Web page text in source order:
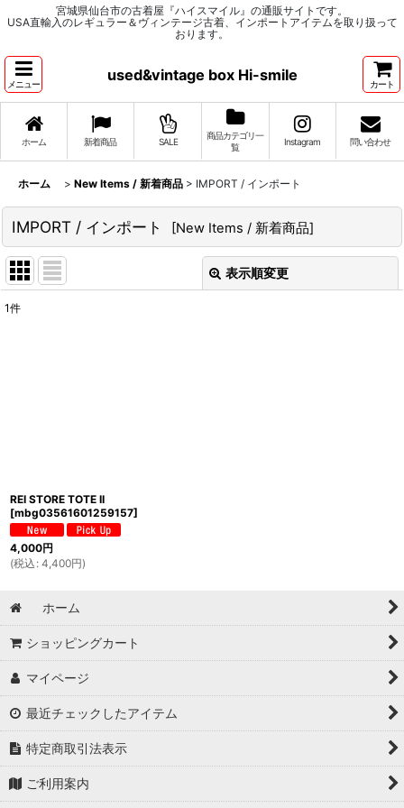
宮城県仙台市の古着屋『ハイスマイル』の通販サイトです。
USA直輸入のレギュラー＆ヴィンテージ古着、インポートアイテムを取り扱って
おります。
メニュー
used&vintage box Hi-smile
カート
ホーム 新着商品 SALE
商品カテゴリ一
覧
Instagram 問い合わせ
ホーム > New Items / 新着商品 > IMPORT / インポート
IMPORT / インポート [New Items / 新着商品]
表示順変更
1件
REI STORE TOTE II
[mbg03561601259157]
4,000円
(税込 : 4,400円)
ホーム
ショッピングカート
マイページ
最近チェックしたアイテム
特定商取引法表示
ご利用案内